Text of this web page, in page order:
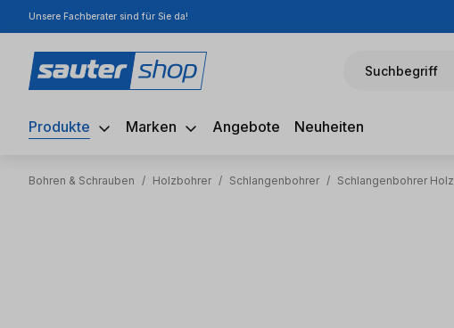
Hauptinhalt springen
Zur Suche springen
Zur Hauptnavigation springen
Unsere Fachberater sind für Sie da!
Suchbegriff
Produkte Marken Angebote Neuheiten
Bohren & Schrauben / Holzbohrer / Schlangenbohrer / Schlangenbohrer Holz